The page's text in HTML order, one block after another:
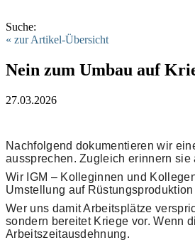
Suche:
« zur Artikel-Übersicht
Nein zum Umbau auf
27.03.2026
Nachfolgend dokumentieren wir
aussprechen. Zugleich erinnern
Wir IGM – Kolleginnen und
Umstellung auf Rüstungsproduktion
Wer uns damit Arbeitsplätze
sondern bereitet Kriege vor. Wenn
Arbeitszeitausdehnung.